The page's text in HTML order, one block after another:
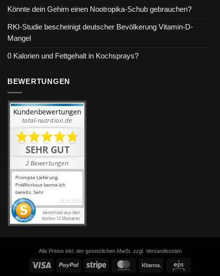
Könnte dein Gehirn einen Nootropika-Schub gebrauchen?
RKI-Studie bescheinigt deutscher Bevölkerung Vitamin-D-
Mangel
0 Kalorien und Fettgehalt in Kochsprays?
BEWERTUNGEN
Alle Preise inkl. der gesetzlichen MwSt. zzgl. Versandkosten
Visa PayPal Stripe MasterCard Klarna